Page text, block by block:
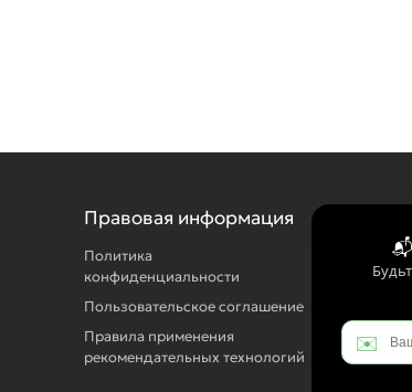
Правовая информация
Политика
конфиденциальности
Пользовательское соглашение
Правила применения
рекомендательных технологий
✉️